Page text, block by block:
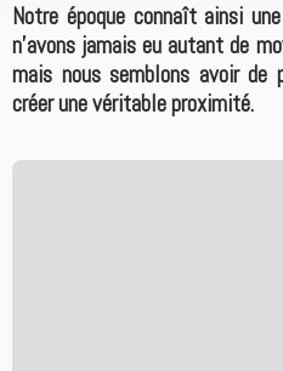
Notre époque connaît ainsi
n’avons jamais eu autant de
mais nous semblons avoir
créer une véritable proximité.